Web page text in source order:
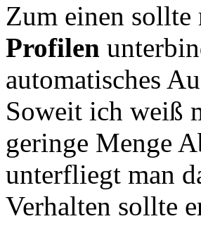
Zum einen sollte
Profilen
automatisches
Soweit ich weiß
geringe Menge
unterfliegt man
Verhalten sollte